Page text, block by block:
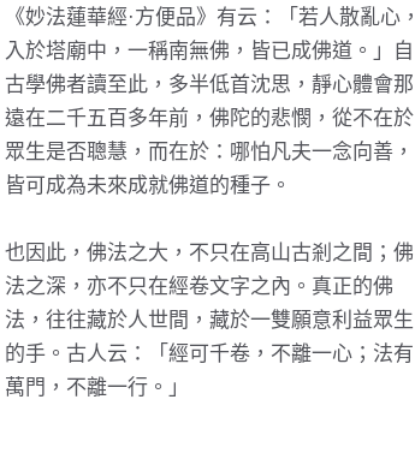
《妙法蓮華經·方便品》有云：「若人散亂心，
入於塔廟中，一稱南無佛，皆已成佛道。」自
古學佛者讀至此，多半低首沈思，靜心體會那
遠在二千五百多年前，佛陀的悲憫，從不在於
眾生是否聰慧，而在於：哪怕凡夫一念向善，
皆可成為未來成就佛道的種子。
也因此，佛法之大，不只在高山古剎之間；佛
法之深，亦不只在經卷文字之內。真正的佛
法，往往藏於人世間，藏於一雙願意利益眾生
的手。古人云：「經可千卷，不離一心；法有
萬門，不離一行。」